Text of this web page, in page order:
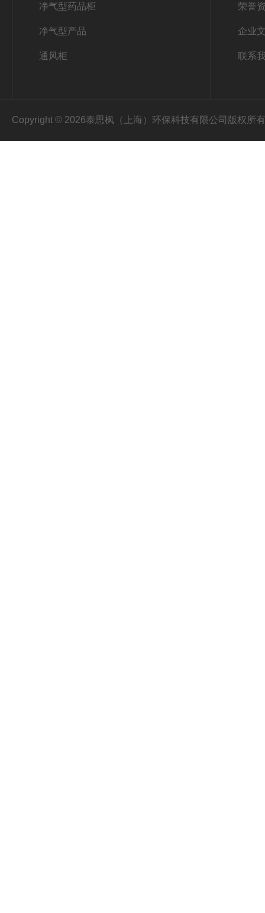
净气型药品柜
净气型产品
通风柜
荣誉
企业
联系
Copyright © 2026泰思枫（上海）环保科技有限公司版权